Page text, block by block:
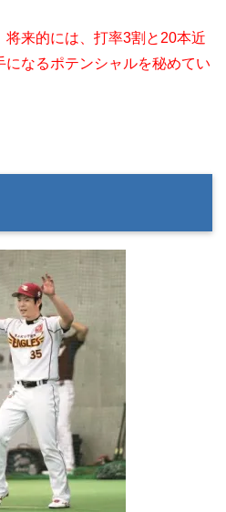
将来的には、打率3割と20本近
なるポテンシャルを秘めてい